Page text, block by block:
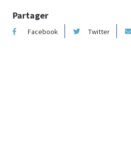
Partager
Facebook Twitter